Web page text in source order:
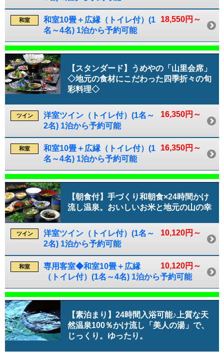
18,550円～
和室
和室10畳＋広縁（トイレ付）(1
名～4名) 1泊から予約可能
【スタンダード】うめやの「山里会席」
◇地元の食材にこだわった四季折々の旬
彩料理◇
16,350円～
ツイン
洋室ツイン（トイレ付）(1名～
2名) 1泊から予約可能
16,350円～
和室
和室10畳＋広縁（トイレ付）(1
名～4名) 1泊から予約可能
【朝食付】手づくり和朝食×24時間かけ
流し温泉。おいしいお米と地元の山の幸
10,120円～
ツイン
洋室ツイン（トイレ付）(1名～
2名) 1泊から予約可能
10,120円～
和室
専用客室◆和室10畳＋広縁
（トイレ付）(1名～4名) 1泊から予約可能
【素泊まり】24時間入浴可能♪上質な天
然温泉100％かけ流し「美人の湯」で、
じっくり。ゆったり。